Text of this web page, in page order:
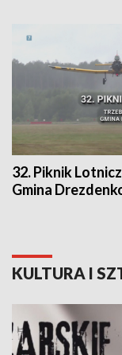
32. Piknik
Gmina
KULTURA I